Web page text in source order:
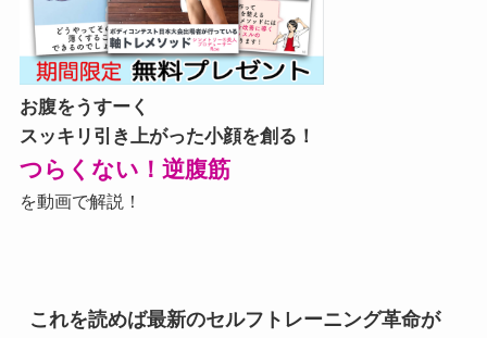
お腹をうすーく
スッキリ引き上がった小顔を創る！
つらくない！逆腹筋
を動画で解説！
これを読めば最新のセルフトレーニング革命が